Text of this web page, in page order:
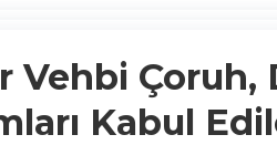
Vehbi Çoruh,
Kabul